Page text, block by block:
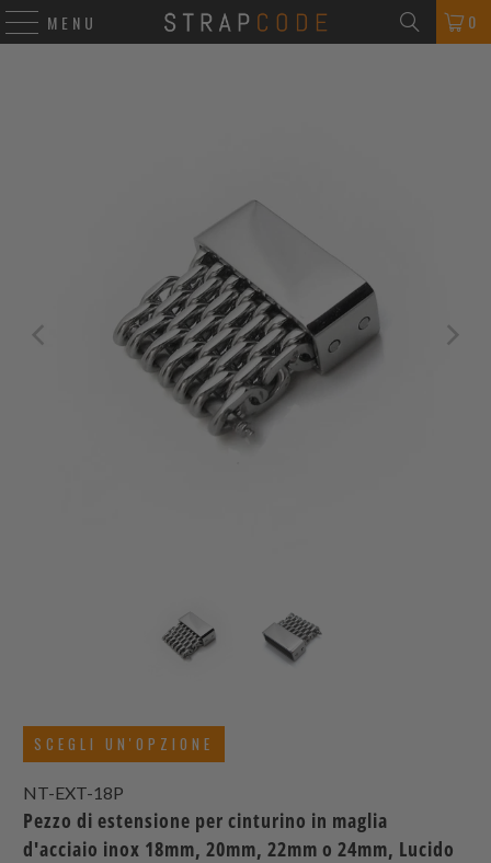
MENU 0
SCEGLI UN'OPZIONE
NT-EXT-18P
Pezzo di estensione per cinturino in maglia
d'acciaio inox 18mm, 20mm, 22mm o 24mm, Lucido